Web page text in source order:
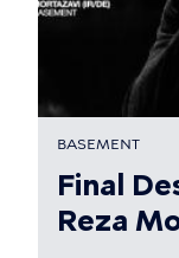
BASEMENT
Final
Reza